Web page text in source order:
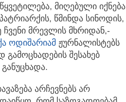
მიღებული იქნება
წმინდა სინოდის,
მრევლის მხრიდან,-
ოდიშარიამ ჟურნალისტებს
შესახებ
არჩევნებს არ